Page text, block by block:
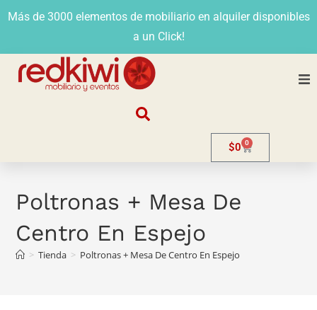
Más de 3000 elementos de mobiliario en alquiler disponibles
a un Click!
Venta
$0 0
Poltronas + Mesa De
Centro En Espejo
> Tienda > Poltronas + Mesa De Centro En Espejo